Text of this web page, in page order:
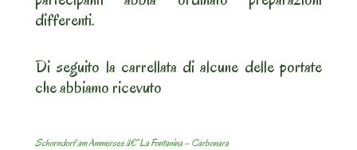
differenti.
Di seguito la carrellata di alcune delle portate
che abbiamo ricevuto
Schorndorf am Ammersee â€“ La Fontanina – Carbonara